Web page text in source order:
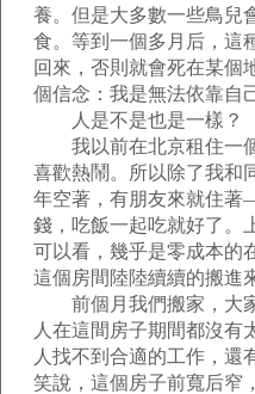
養。但是大多數一些鳥兒
食。等到一個多月后，這
回來，否則就會死在某個
個信念：我是無法依靠自
人是不是也是一樣？
我以前在北京租住一個
喜歡熱鬧。所以除了我和
年空著，有朋友來就住
錢，吃飯一起吃就好了。
可以看，幾乎是零成本的
這個房間陸陸續續的搬進
前個月我們搬家，大家
人在這間房子期間都沒有
人找不到合適的工作，還
笑說，這個房子前寬后窄